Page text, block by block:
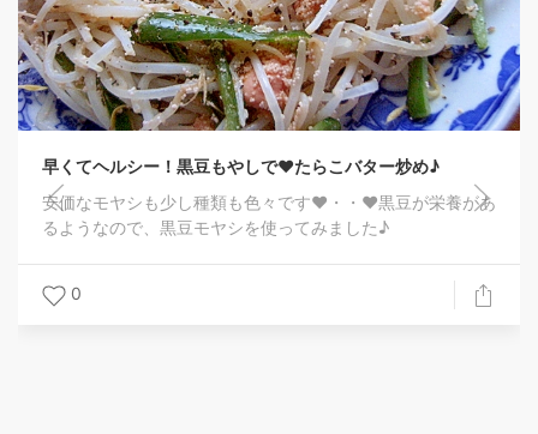
早くてヘルシー！黒豆もやしで❤たらこバター炒め♪
安価なモヤシも少し種類も色々です❤・・❤黒豆が栄養があ
るようなので、黒豆モヤシを使ってみました♪
0